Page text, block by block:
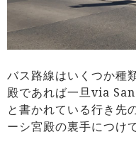
バス路線はいくつか種
殿であれば一旦via
と書かれている行き先
ーシ宮殿の裏手につけ